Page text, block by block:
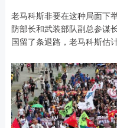
老马科斯非要在这种局面下
防部长和武装部队副总参谋
国留了条退路，老马科斯估